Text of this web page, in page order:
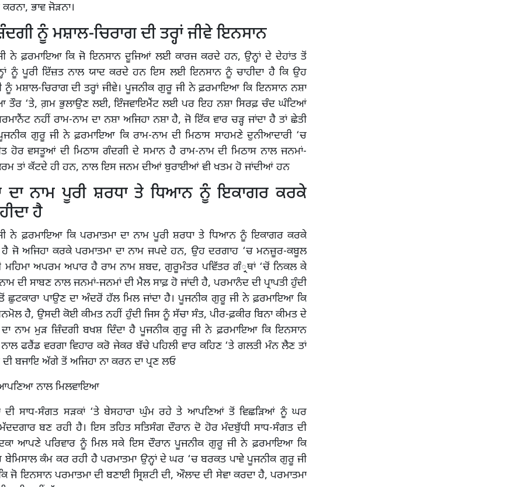
ਭਾਵ ਜੋੜਨਾ।
ਨੂੰ ਮਸ਼ਾਲ-ਚਿਰਾਗ ਦੀ ਤਰ੍ਹਾਂ ਜੀਵੇ ਇਨਸਾਨ
ਨੇ ਫ਼ਰਮਾਇਆ ਕਿ ਜੋ ਇਨਸਾਨ ਦੂਜਿਆਂ ਲਈ ਕਾਰਜ ਕਰਦੇ ਹਨ, ਉਨ੍ਹਾਂ ਦੇ ਦੇਹਾਂਤ ਤੋਂ
ਨੂੰ ਪੂਰੀ ਇੱਜ਼ਤ ਨਾਲ ਯਾਦ ਕਰਦੇ ਹਨ ਇਸ ਲਈ ਇਨਸਾਨ ਨੂੰ ਚਾਹੀਦਾ ਹੈ ਕਿ ਉਹ
ਮਸ਼ਾਲ-ਚਿਰਾਗ ਦੀ ਤਰ੍ਹਾਂ ਜੀਵੇ। ਪੂਜਨੀਕ ਗੁਰੂ ਜੀ ਨੇ ਫ਼ਰਮਾਇਆ ਕਿ ਇਨਸਾਨ ਨਸ਼ਾ
ਤੌਰ ‘ਤੇ, ਗ਼ਮ ਭੁਲਾਉਣ ਲਈ, ਇੰਜਵਾਇਮੈਂਟ ਲਈ ਪਰ ਇਹ ਨਸ਼ਾ ਸਿਰਫ਼ ਚੰਦ ਘੰਟਿਆਂ
ਨਹੀਂ ਰਾਮ-ਨਾਮ ਦਾ ਨਸ਼ਾ ਅਜਿਹਾ ਨਸ਼ਾ ਹੈ, ਜੋ ਇੱਕ ਵਾਰ ਚੜ੍ਹ ਜਾਂਦਾ ਹੈ ਤਾਂ ਛੇਤੀ
ਗੁਰੂ ਜੀ ਨੇ ਫ਼ਰਮਾਇਆ ਕਿ ਰਾਮ-ਨਾਮ ਦੀ ਮਿਠਾਸ ਸਾਹਮਣੇ ਦੁਨੀਆਦਾਰੀ ‘ਚ
ਹੋਰ ਵਸਤੂਆਂ ਦੀ ਮਿਠਾਸ ਗੰਦਗੀ ਦੇ ਸਮਾਨ ਹੈ ਰਾਮ-ਨਾਮ ਦੀ ਮਿਠਾਸ ਨਾਲ ਜਨਮਾਂ-
ਤਾਂ ਕੱਟਦੇ ਹੀ ਹਨ, ਨਾਲ ਇਸ ਜਨਮ ਦੀਆਂ ਬੁਰਾਈਆਂ ਵੀ ਖਤਮ ਹੋ ਜਾਂਦੀਆਂ ਹਨ
ਦਾ ਨਾਮ ਪੂਰੀ ਸ਼ਰਧਾ ਤੇ ਧਿਆਨ ਨੂੰ ਇਕਾਗਰ ਕਰਕੇ
ਹੈ
ਨੇ ਫ਼ਰਮਾਇਆ ਕਿ ਪਰਮਾਤਮਾ ਦਾ ਨਾਮ ਪੂਰੀ ਸ਼ਰਧਾ ਤੇ ਧਿਆਨ ਨੂੰ ਇਕਾਗਰ ਕਰਕੇ
ਹੈ ਜੋ ਅਜਿਹਾ ਕਰਕੇ ਪਰਮਾਤਮਾ ਦਾ ਨਾਮ ਜਪਦੇ ਹਨ, ਉਹ ਦਰਗਾਹ ‘ਚ ਮਨਜ਼ੂਰ-ਕਬੂਲ
ਮਹਿਮਾ ਅਪਰਮ ਅਪਾਰ ਹੈ ਰਾਮ ਨਾਮ ਸ਼ਬਦ, ਗੁਰੂਮੰਤਰ ਪਵਿੱਤਰ ਗੰ੍ਰਥਾਂ ‘ਚੋਂ ਨਿਕਲ ਕੇ
ਦੀ ਸਾਬਣ ਨਾਲ ਜਨਮਾਂ-ਜਨਮਾਂ ਦੀ ਮੈਲ ਸਾਫ਼ ਹੋ ਜਾਂਦੀ ਹੈ, ਪਰਮਾਨੰਦ ਦੀ ਪ੍ਰਾਪਤੀ ਹੁੰਦੀ
ਛੁਟਕਾਰਾ ਪਾਉਣ ਦਾ ਅੰਦਰੋਂ ਹੱਲ ਮਿਲ ਜਾਂਦਾ ਹੈ। ਪੂਜਨੀਕ ਗੁਰੂ ਜੀ ਨੇ ਫ਼ਰਮਾਇਆ ਕਿ
ਹੈ, ਉਸਦੀ ਕੋਈ ਕੀਮਤ ਨਹੀਂ ਹੁੰਦੀ ਜਿਸ ਨੂੰ ਸੱਚਾ ਸੰਤ, ਪੀਰ-ਫ਼ਕੀਰ ਬਿਨਾ ਕੀਮਤ ਦੇ
ਨਾਮ ਮੁੜ ਜ਼ਿੰਦਗੀ ਬਖਸ਼ ਦਿੰਦਾ ਹੈ ਪੂਜਨੀਕ ਗੁਰੂ ਜੀ ਨੇ ਫ਼ਰਮਾਇਆ ਕਿ ਇਨਸਾਨ
ਫਰੈਂਡ ਵਰਗਾ ਵਿਹਾਰ ਕਰੋ ਜੇਕਰ ਬੱਚੇ ਪਹਿਲੀ ਵਾਰ ਕਹਿਣ ‘ਤੇ ਗਲਤੀ ਮੰਨ ਲੈਣ ਤਾਂ
ਬਜਾਇ ਅੱਗੇ ਤੋਂ ਅਜਿਹਾ ਨਾ ਕਰਨ ਦਾ ਪ੍ਰਣ ਲਓ
ਨਾਲ ਮਿਲਵਾਇਆ
ਦੀ ਸਾਧ-ਸੰਗਤ ਸੜਕਾਂ ‘ਤੇ ਬੇਸਹਾਰਾ ਘੁੰਮ ਰਹੇ ਤੇ ਆਪਣਿਆਂ ਤੋਂ ਵਿਛੜਿਆਂ ਨੂੰ ਘਰ
ਬਣ ਰਹੀ ਹੈ। ਇਸ ਤਹਿਤ ਸਤਿਸੰਗ ਦੌਰਾਨ ਦੋ ਹੋਰ ਮੰਦਬੁੱਧੀ ਸਾਧ-ਸੰਗਤ ਦੀ
ਆਪਣੇ ਪਰਿਵਾਰ ਨੂੰ ਮਿਲ ਸਕੇ ਇਸ ਦੌਰਾਨ ਪੂਜਨੀਕ ਗੁਰੂ ਜੀ ਨੇ ਫ਼ਰਮਾਇਆ ਕਿ
ਕੰਮ ਕਰ ਰਹੀ ਹੈ ਪਰਮਾਤਮਾ ਉਨ੍ਹਾਂ ਦੇ ਘਰ ‘ਚ ਬਰਕਤ ਪਾਵੇ ਪੂਜਨੀਕ ਗੁਰੂ ਜੀ
ਇਨਸਾਨ ਪਰਮਾਤਮਾ ਦੀ ਬਣਾਈ ਸ੍ਰਿਸ਼ਟੀ ਦੀ, ਔਲਾਦ ਦੀ ਸੇਵਾ ਕਰਦਾ ਹੈ, ਪਰਮਾਤਮਾ